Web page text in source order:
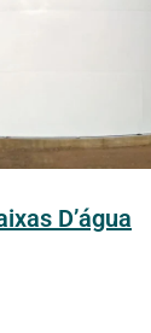
D’água